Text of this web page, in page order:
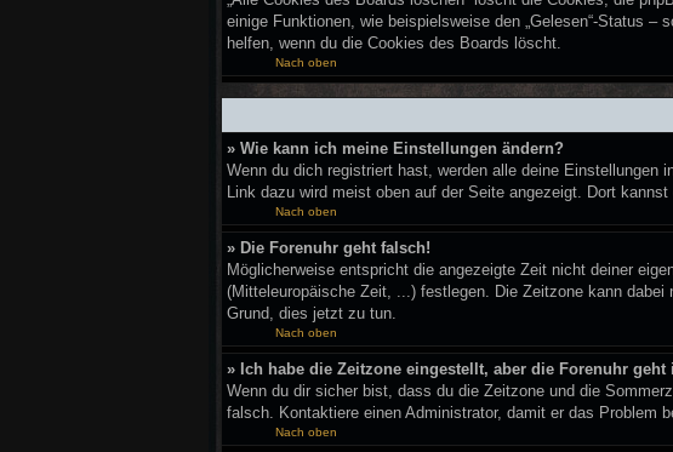
einige Funktionen, wie beispielsweise den „Gelesen“-Status
helfen, wenn du die Cookies des Boards löscht.
Nach oben
» Wie kann ich meine Einstellungen ändern?
Wenn du dich registriert hast, werden alle deine Einstellungen
Link dazu wird meist oben auf der Seite angezeigt. Dort
Nach oben
» Die Forenuhr geht falsch!
Möglicherweise entspricht die angezeigte Zeit nicht deiner
(Mitteleuropäische Zeit, ...) festlegen. Die Zeitzone kann
Grund, dies jetzt zu tun.
Nach oben
» Ich habe die Zeitzone eingestellt, aber die Forenuhr
Wenn du dir sicher bist, dass du die Zeitzone und die
falsch. Kontaktiere einen Administrator, damit er das Problem
Nach oben